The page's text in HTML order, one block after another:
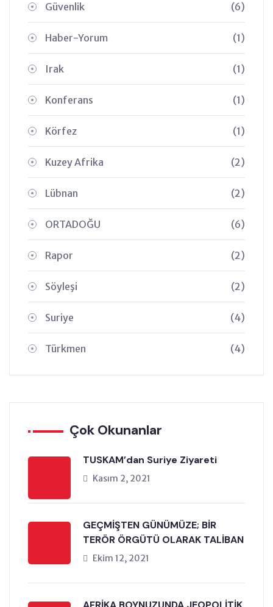
Güvenlik (6)
Haber-Yorum (1)
Irak (1)
Konferans (1)
Körfez (1)
Kuzey Afrika (2)
Lübnan (2)
ORTADOĞU (6)
Rapor (2)
Söyleşi (2)
Suriye (4)
Türkmen (4)
Çok Okunanlar
TUSKAM’dan Suriye Ziyareti
Kasım 2, 2021
GEÇMİŞTEN GÜNÜMÜZE; BİR
TERÖR ÖRGÜTÜ OLARAK TALİBAN
Ekim 12, 2021